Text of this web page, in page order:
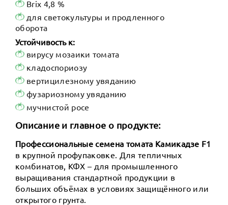
Brix 4,8 %
для светокультуры и продленного
оборота
Устойчивость к:
вирусу мозаики томата
кладоспориозу
вертицилезному увяданию
фузариозному увяданию
мучнистой росе
Описание и главное о продукте:
Профессиональные семена томата Камикадзе F1
в крупной профупаковке. Для тепличных
комбинатов, КФХ – для промышленного
выращивания стандартной продукции в
больших объёмах в условиях защищённого или
открытого грунта.